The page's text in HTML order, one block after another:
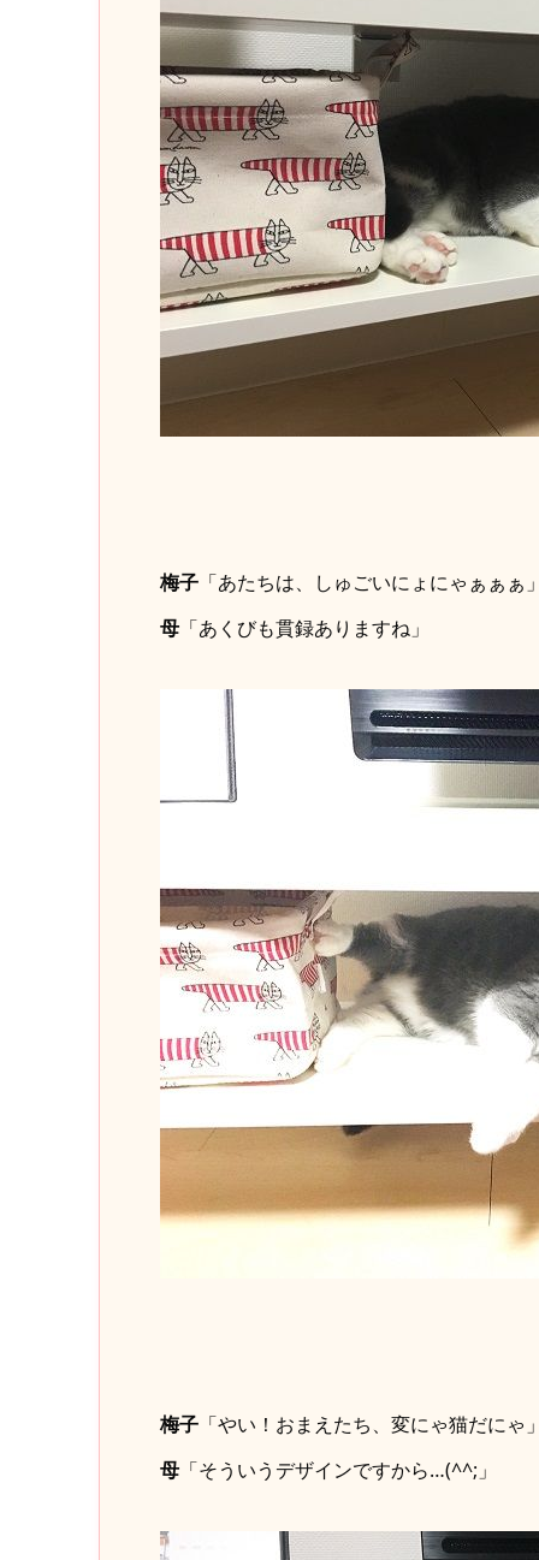
梅子「あたちは、しゅごいにょにゃぁぁぁ
母「あくびも貫録ありますね」
梅子「やい！おまえたち、変にゃ猫だにゃ
母「そういうデザインですから…(^^;」